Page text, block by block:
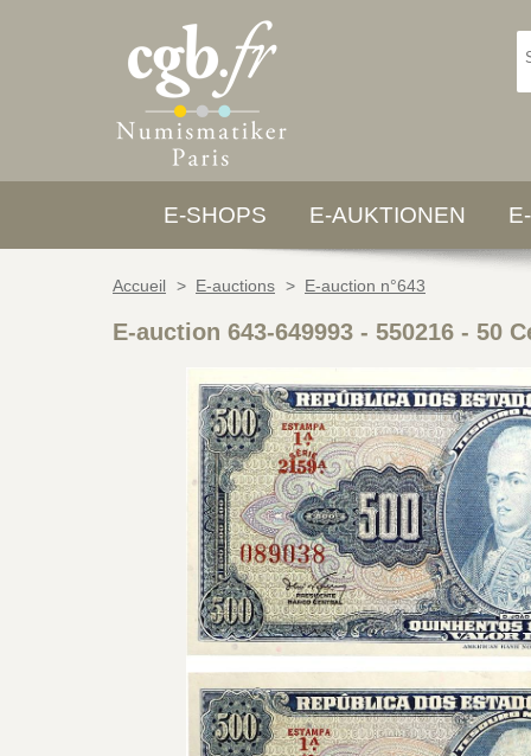
E-SHOPS E-AUKTIONEN
Accueil > E-auctions > E-auction n°643
E-auction 643-649993 - 550216 - 50